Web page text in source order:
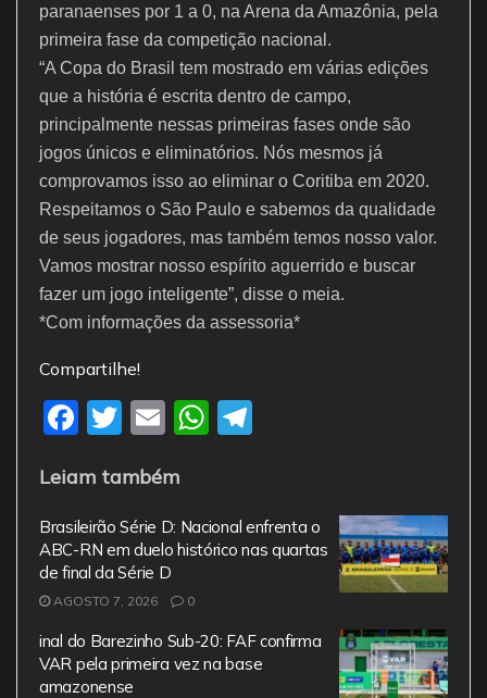
paranaenses por 1 a 0, na Arena da Amazônia, pela
primeira fase da competição nacional.
“A Copa do Brasil tem mostrado em várias edições
que a história é escrita dentro de campo,
principalmente nessas primeiras fases onde são
jogos únicos e eliminatórios. Nós mesmos já
comprovamos isso ao eliminar o Coritiba em 2020.
Respeitamos o São Paulo e sabemos da qualidade
de seus jogadores, mas também temos nosso valor.
Vamos mostrar nosso espírito aguerrido e buscar
fazer um jogo inteligente”, disse o meia.
*Com informações da assessoria*
Compartilhe!
F
c
e
b
o
o
k
T
itt
er
E
ai
l
W
s
A
p
gr
a
Leiam também
Brasileirão Série D: Nacional enfrenta o
ABC-RN em duelo histórico nas quartas
de final da Série D
AGOSTO 7, 2026 0
inal do Barezinho Sub-20: FAF confirma
VAR pela primeira vez na base
amazonense